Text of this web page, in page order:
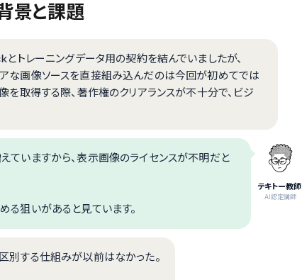
景と課題
トレーニングデータ用の契約を結んでいましたが、
な画像ソースを直接組み込んだのは今回が初めてでは
取得する際、著作権のクリアランスが不十分で、ビジ
テキトー教師
.AI認定講師
ていますから、表示画像のライセンスが不明だと
る狙いがあると見ています。
別する仕組みが以前はなかった。